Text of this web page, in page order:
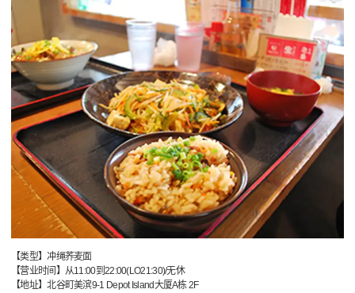
【类型】冲绳荞麦面
【营业时间】从11:00到22:00(LO21:30)/无休
【地址】北谷町美滨9-1 Depot Island大厦A栋 2F